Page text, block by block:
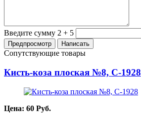
Введите сумму 2 + 5
Сопутствующие товары
Кисть-коза плоская №8, С-1928
Цена: 60 Руб.